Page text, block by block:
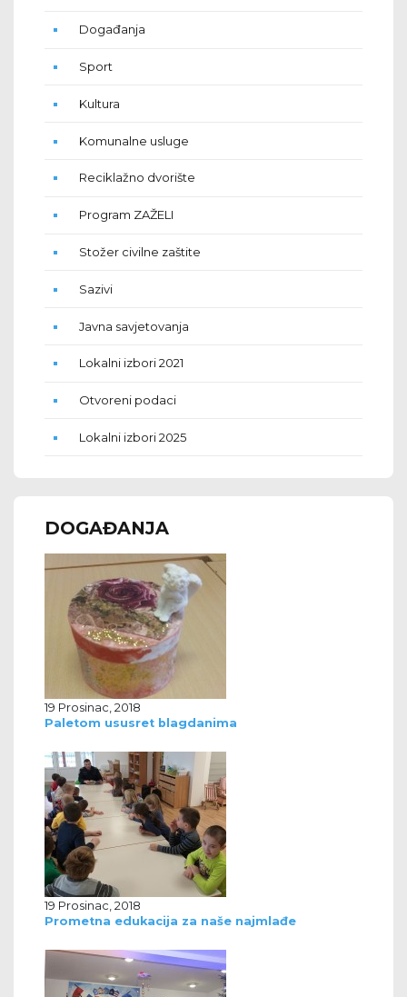
Događanja
Sport
Kultura
Komunalne usluge
Reciklažno dvorište
Program ZAŽELI
Stožer civilne zaštite
Sazivi
Javna savjetovanja
Lokalni izbori 2021
Otvoreni podaci
Lokalni izbori 2025
DOGAĐANJA
19 Prosinac, 2018
Paletom ususret blagdanima
19 Prosinac, 2018
Prometna edukacija za naše najmlađe